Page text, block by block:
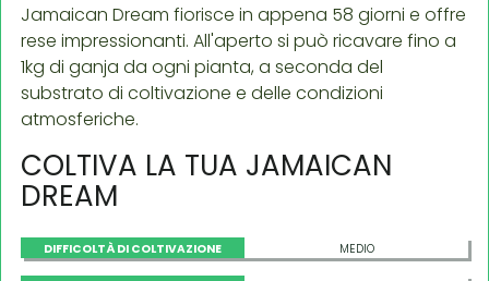
Jamaican Dream fiorisce in appena 58 giorni e offre
rese impressionanti. All'aperto si può ricavare fino a
1kg di ganja da ogni pianta, a seconda del
substrato di coltivazione e delle condizioni
atmosferiche.
COLTIVA LA TUA JAMAICAN
DREAM
DIFFICOLTÀ DI COLTIVAZIONE MEDIO